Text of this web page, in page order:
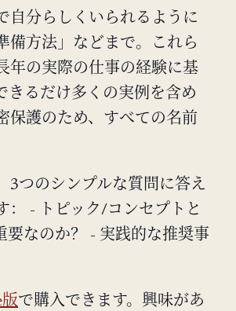
自分らしくいられるように
備方法」などまで。これら
年の実際の仕事の経験に基
きるだけ多くの実例を含め
保護のため、すべての名前
3つのシンプルな質問に答え
： - トピック/コンセプトと
要なのか？ - 実践的な推奨事
で購入できます。興味があ